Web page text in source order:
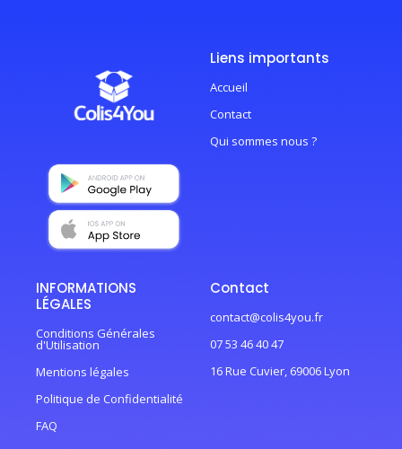
Liens importants
Accueil
Contact
Qui sommes nous ?
INFORMATIONS
LÉGALES
Conditions Générales
d'Utilisation
Mentions légales
Politique de Confidentialité
FAQ
Contact
contact@colis4you.fr
07 53 46 40 47
16 Rue Cuvier, 69006 Lyon